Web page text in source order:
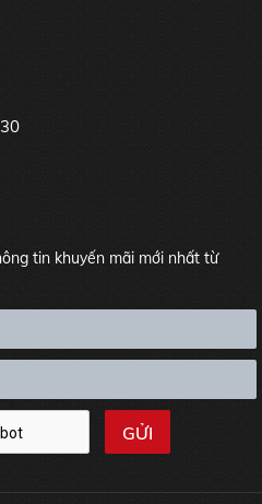
tin khuyến mãi mới nhất từ